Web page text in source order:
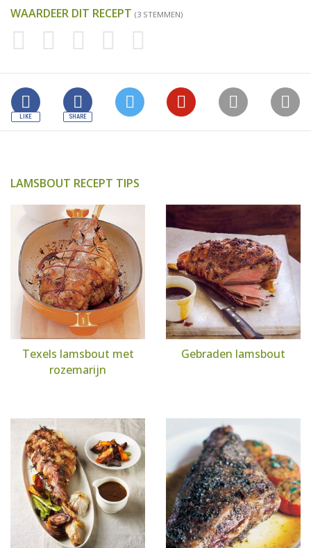
WAARDEER DIT RECEPT (3 STEMMEN)
LAMSBOUT RECEPT TIPS
Texels lamsbout met
rozemarijn
Gebraden lamsbout